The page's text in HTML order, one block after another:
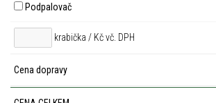
Podpalovač
krabička / Kč vč. DPH
Cena dopravy